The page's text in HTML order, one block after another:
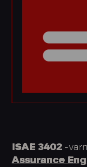
ISAE 3402 -
Assurance